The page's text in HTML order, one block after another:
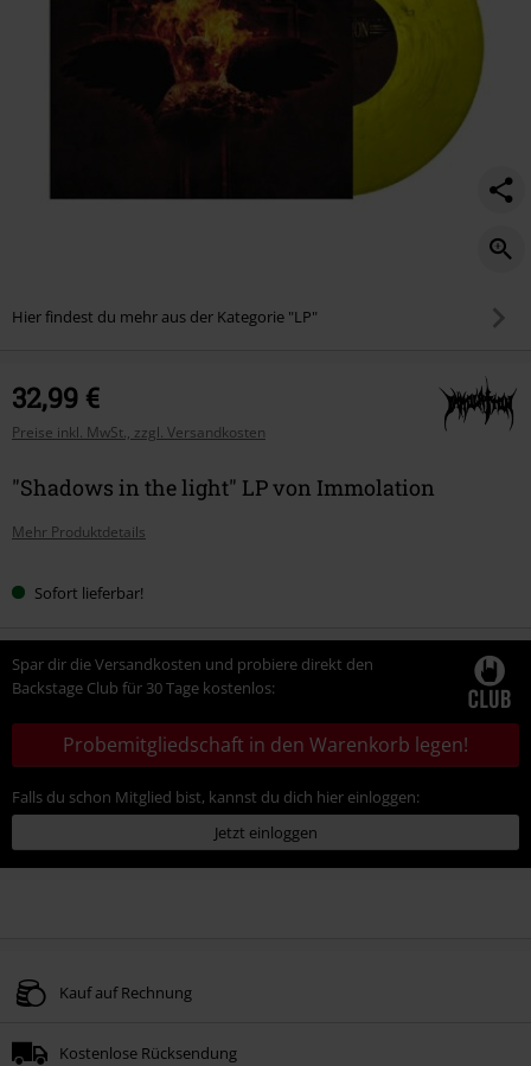
Hier findest du mehr aus der Kategorie "LP"
32,99 €
Preise inkl. MwSt., zzgl. Versandkosten
"Shadows in the light" LP von Immolation
Mehr Produktdetails
Sofort lieferbar!
Spar dir die Versandkosten und probiere direkt den
Backstage Club für 30 Tage kostenlos:
Probemitgliedschaft in den Warenkorb legen!
Falls du schon Mitglied bist, kannst du dich hier einloggen:
Jetzt einloggen
Kauf auf Rechnung
Kostenlose Rücksendung